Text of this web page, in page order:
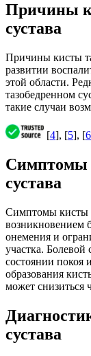
Причины
сустава
Причины кисты
развитии
этой области.
тазобедренном
такие случаи
[4], [5], [6
Симптомы
сустава
Симптомы кисты
возникновением
онемения и
участка. Болевой
состоянии покоя
образования
может снизиться
сустава